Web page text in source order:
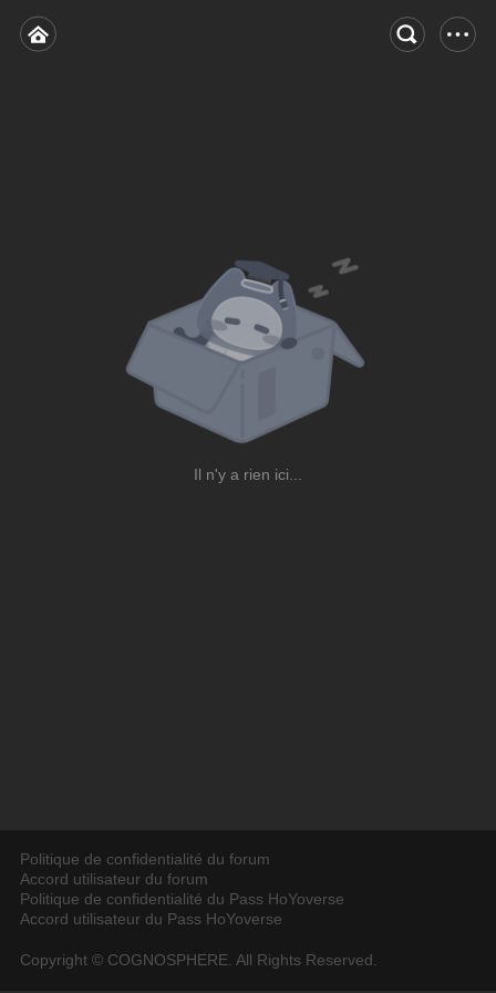
Il n'y a rien ici...
Politique de confidentialité du forum
Accord utilisateur du forum
Politique de confidentialité du Pass HoYoverse
Accord utilisateur du Pass HoYoverse
Copyright © COGNOSPHERE. All Rights Reserved.